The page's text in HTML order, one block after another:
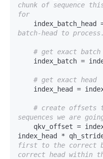
chunk of sequence
for
batch-head to
# get exact
# get exact
# create offsets
sequences we are
index_head *
first to the correct
correct head within